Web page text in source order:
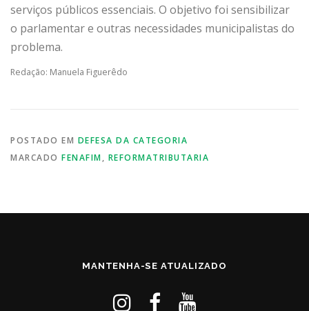
serviços públicos essenciais. O objetivo foi sensibilizar
o parlamentar e outras necessidades municipalistas do
problema.
Redação: Manuela Figuerêdo
POSTADO EM DEFESA DA CATEGORIA
MARCADO FENAFIM, REFORMATRIBUTARIA
MANTENHA-SE ATUALIZADO